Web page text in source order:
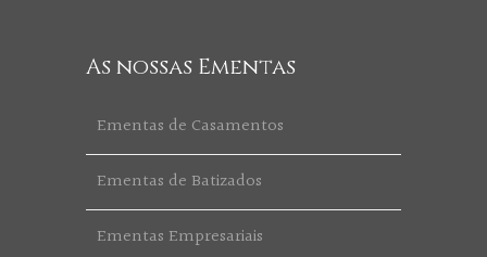
As nossas Ementas
Ementas de Casamentos
Ementas de Batizados
Ementas Empresariais